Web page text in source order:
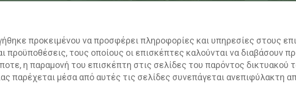
προκειμένου να προσφέρει πληροφορίες και υπηρεσίες στους
προϋποθέσεις, τους οποίους οι επισκέπτες καλούνται να διαβάσουν
η παραμονή του επισκέπτη στις σελίδες του παρόντος δικτυακού
παρέχεται μέσα από αυτές τις σελίδες συνεπάγεται ανεπιφύλακτη